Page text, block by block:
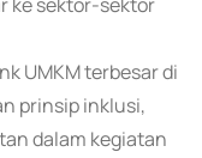
UMKM terbesar di
prinsip inklusi,
dalam kegiatan